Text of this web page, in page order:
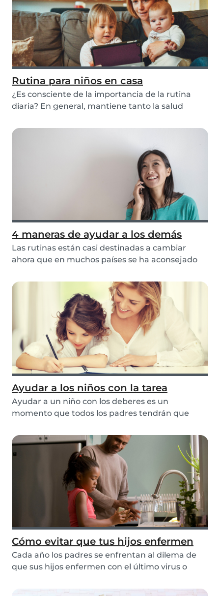
Rutina para niños en casa
¿Es consciente de la importancia de la rutina
diaria? En general, mantiene tanto la salud
4 maneras de ayudar a los demás
Las rutinas están casi destinadas a cambiar
ahora que en muchos países se ha aconsejado
Ayudar a los niños con la tarea
Ayudar a un niño con los deberes es un
momento que todos los padres tendrán que
Cómo evitar que tus hijos enfermen
Cada año los padres se enfrentan al dilema de
que sus hijos enfermen con el último virus o